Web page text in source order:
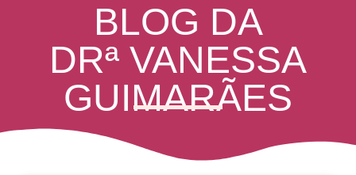
BLOG DA
DRª VANESSA
GUIMARÃES